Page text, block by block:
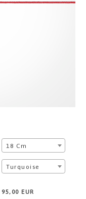
18 Cm
Turquoise
95,00 EUR